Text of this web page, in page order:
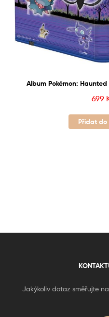
Album Pokémon:
699
Přidat do
Jakýkoliv dotaz směřujte na